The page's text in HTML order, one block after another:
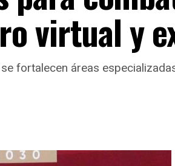
virtual y
fortalecen áreas